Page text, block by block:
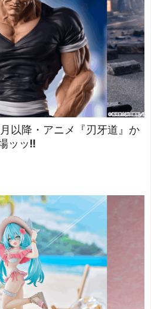
以降・アニメ『刃牙道』か
ッッ!!